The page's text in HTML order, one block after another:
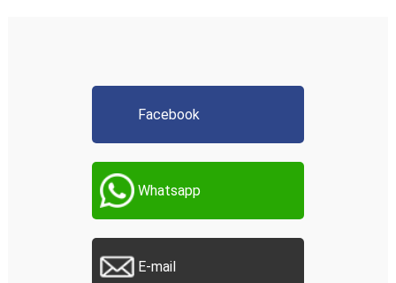
Facebook
Whatsapp
E-mail